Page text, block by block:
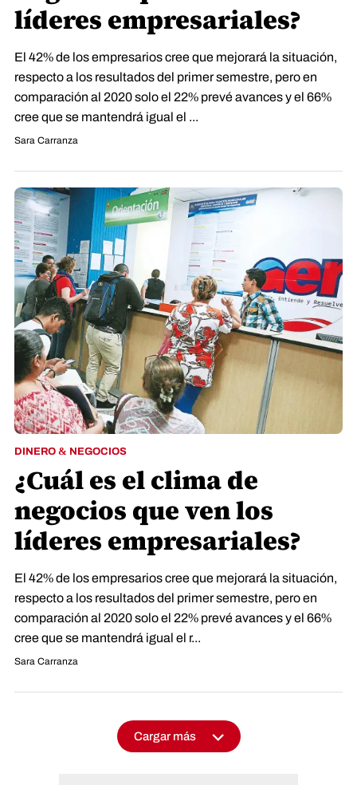
líderes empresariales?
El 42% de los empresarios cree que mejorará la situación,
respecto a los resultados del primer semestre, pero en
comparación al 2020 solo el 22% prevé avances y el 66%
cree que se mantendrá igual el ...
Sara Carranza
DINERO & NEGOCIOS
¿Cuál es el clima de
negocios que ven los
líderes empresariales?
El 42% de los empresarios cree que mejorará la situación,
respecto a los resultados del primer semestre, pero en
comparación al 2020 solo el 22% prevé avances y el 66%
cree que se mantendrá igual el r...
Sara Carranza
Cargar más